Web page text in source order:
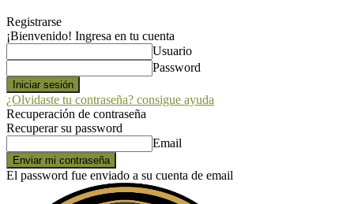
Registrarse
¡Bienvenido! Ingresa en tu cuenta
Usuario
Password
¿Olvidaste tu contraseña? consigue ayuda
Recuperación de contraseña
Recuperar su password
Email
El password fue enviado a su cuenta de email